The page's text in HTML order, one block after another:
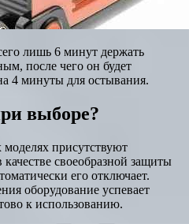
лишь 6 минут держать
после чего он будет
4 минуты для остывания.
выборе?
моделях присутствуют
своеобразной защиты
его отключает.
оборудование успевает
к использованию.